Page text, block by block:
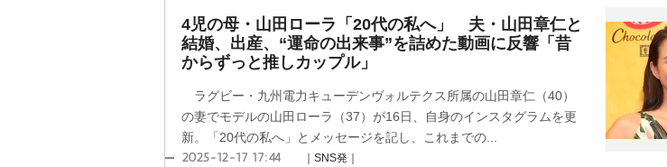
4児の母・山田ローラ「20代の私へ」 夫・山田章仁と
結婚、出産、“運命の出来事”を詰めた動画に反響「昔
からずっと推しカップル」
ラグビー・九州電力キューデンヴォルテクス所属の山田章仁（40）
の妻でモデルの山田ローラ（37）が16日、自身のインスタグラムを更
新。「20代の私へ」とメッセージを記し、これまでの...
2025-12-17 17:44 ｜SNS発｜